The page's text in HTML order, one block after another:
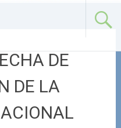
DE
DE LA